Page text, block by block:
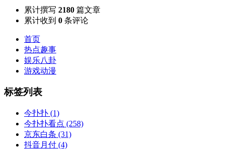
累计撰写 2180 篇文章
累计收到 0 条评论
首页
热点趣事
娱乐八卦
游戏动漫
标签列表
今扑扑 (1)
今扑扑看点 (258)
京东白条 (31)
抖音月付 (4)